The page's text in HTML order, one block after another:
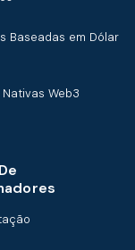
Baseadas em Dólar
Web3